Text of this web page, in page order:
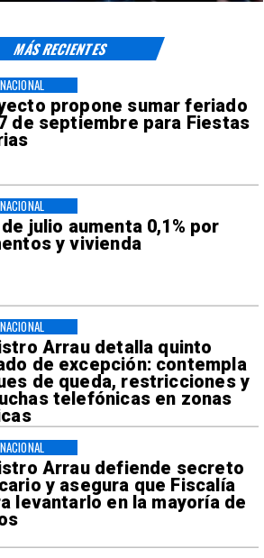
propone sumar feriado
de septiembre para Fiestas
NACIONAL
de julio aumenta 0,1% por
y vivienda
NACIONAL
Arrau detalla quinto
de excepción: contempla
de queda, restricciones y
telefónicas en zonas
NACIONAL
Arrau defiende secreto
y asegura que Fiscalía
levantarlo en la mayoría de
NACIONAL
MÁS RECIENTES